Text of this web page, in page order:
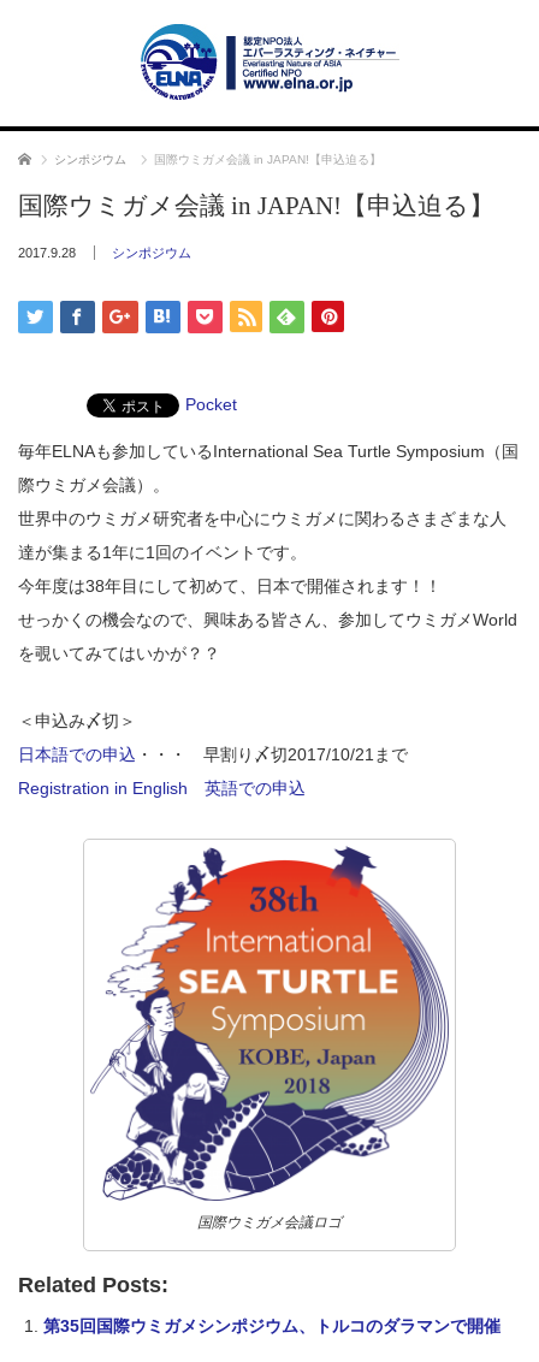
ホーム シンポジウム 国際ウミガメ会議 in JAPAN!【申込迫る】
国際ウミガメ会議 in JAPAN!【申込迫る】
2017.9.28 シンポジウム
Pocket
毎年ELNAも参加しているInternational Sea Turtle Symposium（国
際ウミガメ会議）。
世界中のウミガメ研究者を中心にウミガメに関わるさまざまな人
達が集まる1年に1回のイベントです。
今年度は38年目にして初めて、日本で開催されます！！
せっかくの機会なので、興味ある皆さん、参加してウミガメWorld
を覗いてみてはいかが？？
＜申込み〆切＞
日本語での申込 ・・・ 早割り〆切2017/10/21まで
Registration in English 英語での申込
国際ウミガメ会議ロゴ
Related Posts:
第35回国際ウミガメシンポジウム、トルコのダラマンで開催